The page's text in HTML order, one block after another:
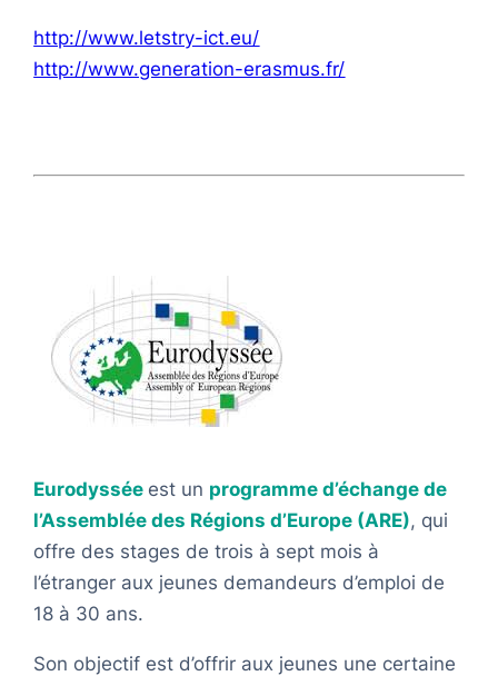
http://www.letstry-ict.eu/
http://www.generation-erasmus.fr/
Eurodyssée est un programme d’échange de
l’Assemblée des Régions d’Europe (ARE), qui
offre des stages de trois à sept mois à
l’étranger aux jeunes demandeurs d’emploi de
18 à 30 ans.
Son objectif est d’offrir aux jeunes une certaine